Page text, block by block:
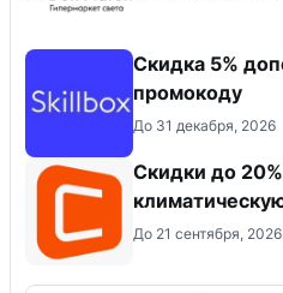
Скидка 5%
промокоду
До 31 декабря, 2026
Скидки до
До 21 сентября, 2026